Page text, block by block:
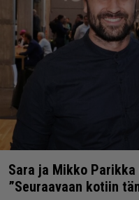
Sara ja Mikko
”Seuraavaan kotiin